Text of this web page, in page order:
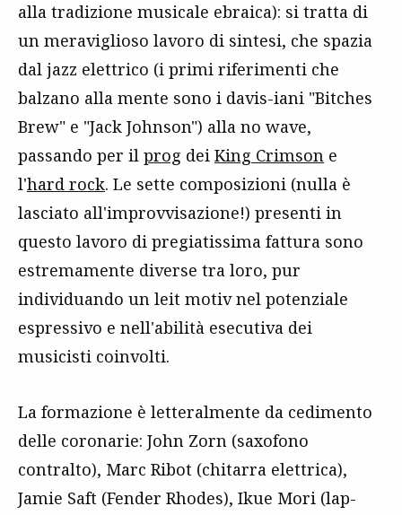
alla tradizione musicale ebraica): si tratta di
un meraviglioso lavoro di sintesi, che spazia
dal jazz elettrico (i primi riferimenti che
balzano alla mente sono i davis-iani "Bitches
Brew" e "Jack Johnson") alla no wave,
passando per il prog dei King Crimson e
l'hard rock. Le sette composizioni (nulla è
lasciato all'improvvisazione!) presenti in
questo lavoro di pregiatissima fattura sono
estremamente diverse tra loro, pur
individuando un leit motiv nel potenziale
espressivo e nell'abilità esecutiva dei
musicisti coinvolti.
La formazione è letteralmente da cedimento
delle coronarie: John Zorn (saxofono
contralto), Marc Ribot (chitarra elettrica),
Jamie Saft (Fender Rhodes), Ikue Mori (lap-